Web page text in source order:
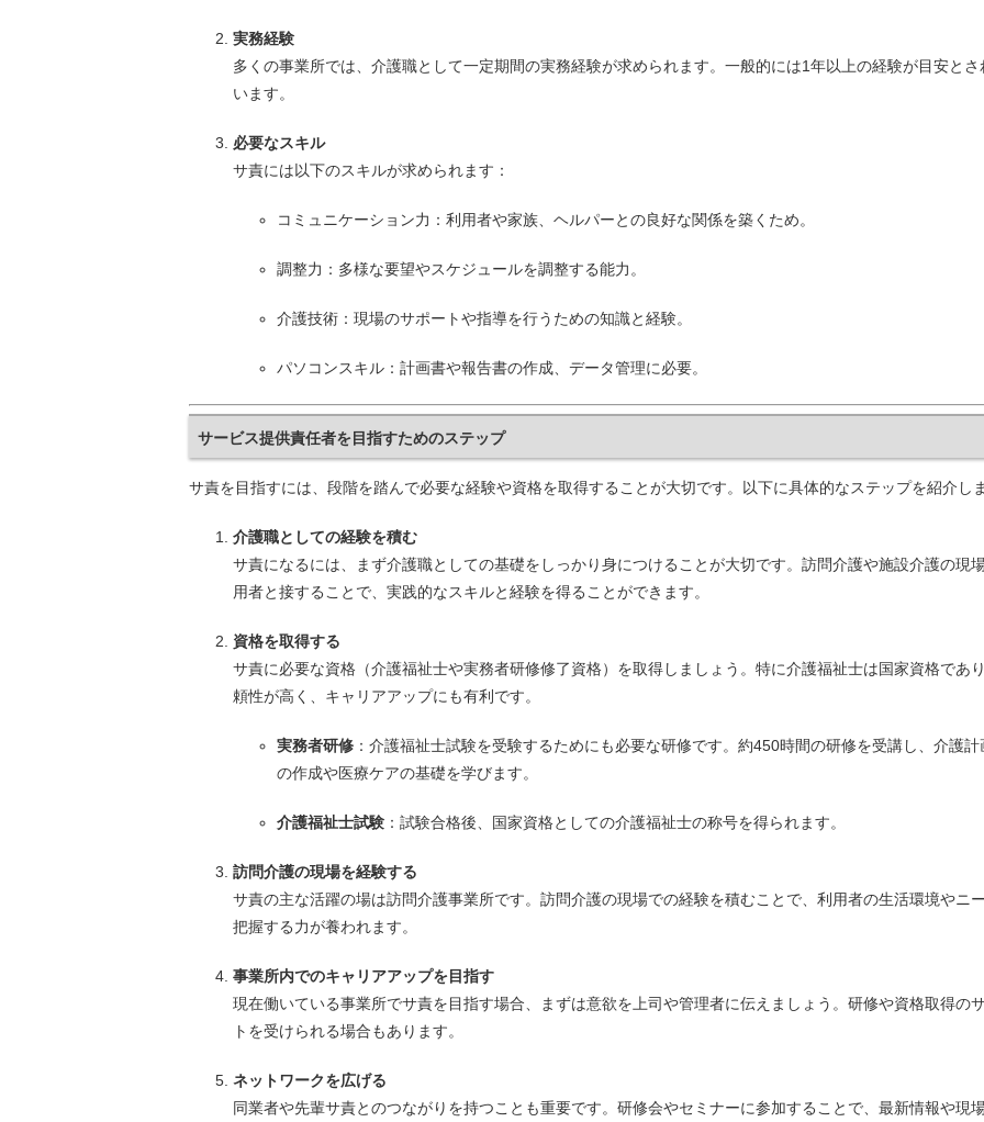
実務経験
多くの事業所では、介護職として一定期間の実務経験が求められます。一般的には1年以上の経験が目安とさ
います。
必要なスキル
サ責には以下のスキルが求められます：
コミュニケーション力：利用者や家族、ヘルパーとの良好な関係を築くため。
調整力：多様な要望やスケジュールを調整する能力。
介護技術：現場のサポートや指導を行うための知識と経験。
パソコンスキル：計画書や報告書の作成、データ管理に必要。
サービス提供責任者を目指すためのステップ
サ責を目指すには、段階を踏んで必要な経験や資格を取得することが大切です。以下に具体的なステップを紹介しま
介護職としての経験を積む
サ責になるには、まず介護職としての基礎をしっかり身につけることが大切です。訪問介護や施設介護の現
用者と接することで、実践的なスキルと経験を得ることができます。
資格を取得する
サ責に必要な資格（介護福祉士や実務者研修修了資格）を取得しましょう。特に介護福祉士は国家資格であ
頼性が高く、キャリアアップにも有利です。
実務者研修 ：介護福祉士試験を受験するためにも必要な研修です。約450時間の研修を受講し、介護計
の作成や医療ケアの基礎を学びます。
介護福祉士試験 ：試験合格後、国家資格としての介護福祉士の称号を得られます。
訪問介護の現場を経験する
サ責の主な活躍の場は訪問介護事業所です。訪問介護の現場での経験を積むことで、利用者の生活環境やニ
把握する力が養われます。
事業所内でのキャリアアップを目指す
現在働いている事業所でサ責を目指す場合、まずは意欲を上司や管理者に伝えましょう。研修や資格取得の
トを受けられる場合もあります。
ネットワークを広げる
同業者や先輩サ責とのつながりを持つことも重要です。研修会やセミナーに参加することで、最新情報や現